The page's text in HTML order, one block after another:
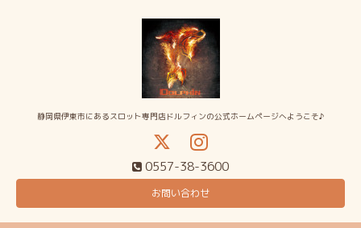
静岡県伊東市にあるスロット専門店ドルフィンの公式ホームページへようこそ♪
0557-38-3600
お問い合わせ